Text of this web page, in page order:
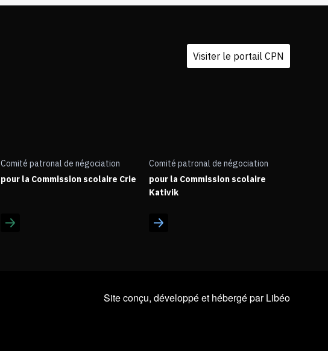
Visiter le portail CPN
Comité patronal de négociation
pour la Commission scolaire Crie
Comité patronal de négociation
pour la Commission scolaire
Kativik
Site conçu, développé et hébergé parLibéo